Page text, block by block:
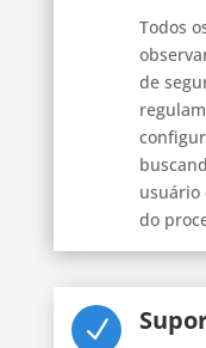
Todos
de
usuário
do
N